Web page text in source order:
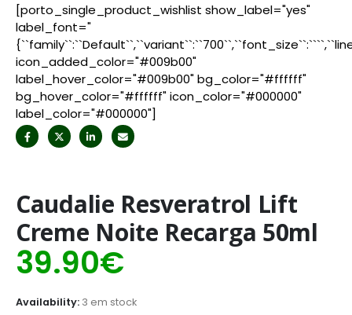
[porto_single_product_wishlist show_label="yes"
label_font="
icon_added_color="#009b00"
label_hover_color="#009b00" bg_color="#ffffff"
bg_hover_color="#ffffff" icon_color="#000000"
label_color="#000000"]
Caudalie Resveratrol Lift
Creme Noite Recarga 50ml
39.90€
Availability: 3 em stock